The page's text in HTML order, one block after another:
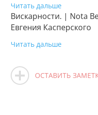
Читать дальше
Вискарности. | Nota
Евгения Касперского
Читать дальше
ОСТАВИТЬ